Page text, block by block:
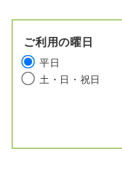
ご利用の曜日
平日
土・日・祝日